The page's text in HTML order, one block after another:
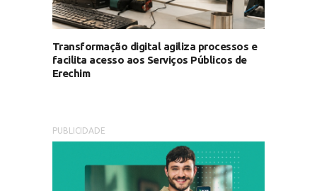
Transformação digital agiliza processos e
facilita acesso aos Serviços Públicos de
Erechim
PUBLICIDADE